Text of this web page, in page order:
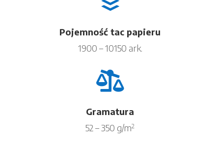
Pojemność tac papieru
1900 – 10150 ark.

Gramatura
52 – 350 g/m2